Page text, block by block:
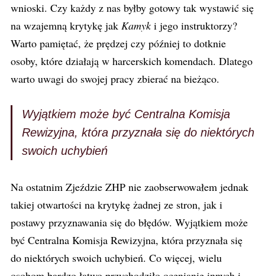
wnioski. Czy każdy z nas byłby gotowy tak wystawić się
na wzajemną krytykę jak Kamyki jego instruktorzy?
Warto pamiętać, że prędzej czy później to dotknie
osoby, które działają w harcerskich komendach. Dlatego
warto uwagi do swojej pracy zbierać na bieżąco.
Wyjątkiem może być Centralna Komisja
Rewizyjna, która przyznała się do niektórych
swoich uchybień
Na ostatnim Zjeździe ZHP nie zaobserwowałem jednak
takiej otwartości na krytykę żadnej ze stron, jak i
postawy przyznawania się do błędów. Wyjątkiem może
być Centralna Komisja Rewizyjna, która przyznała się
do niektórych swoich uchybień. Co więcej, wielu